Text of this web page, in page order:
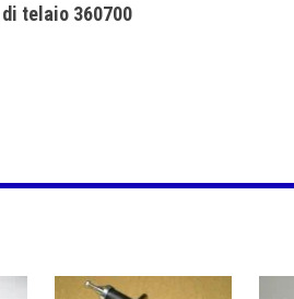
telaio 360700